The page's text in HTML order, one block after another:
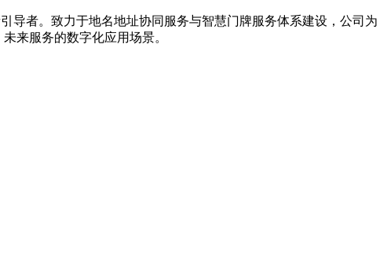
导者。致力于地名地址协同服务与智慧门牌服务体系建设，公司为
来服务的数字化应用场景。